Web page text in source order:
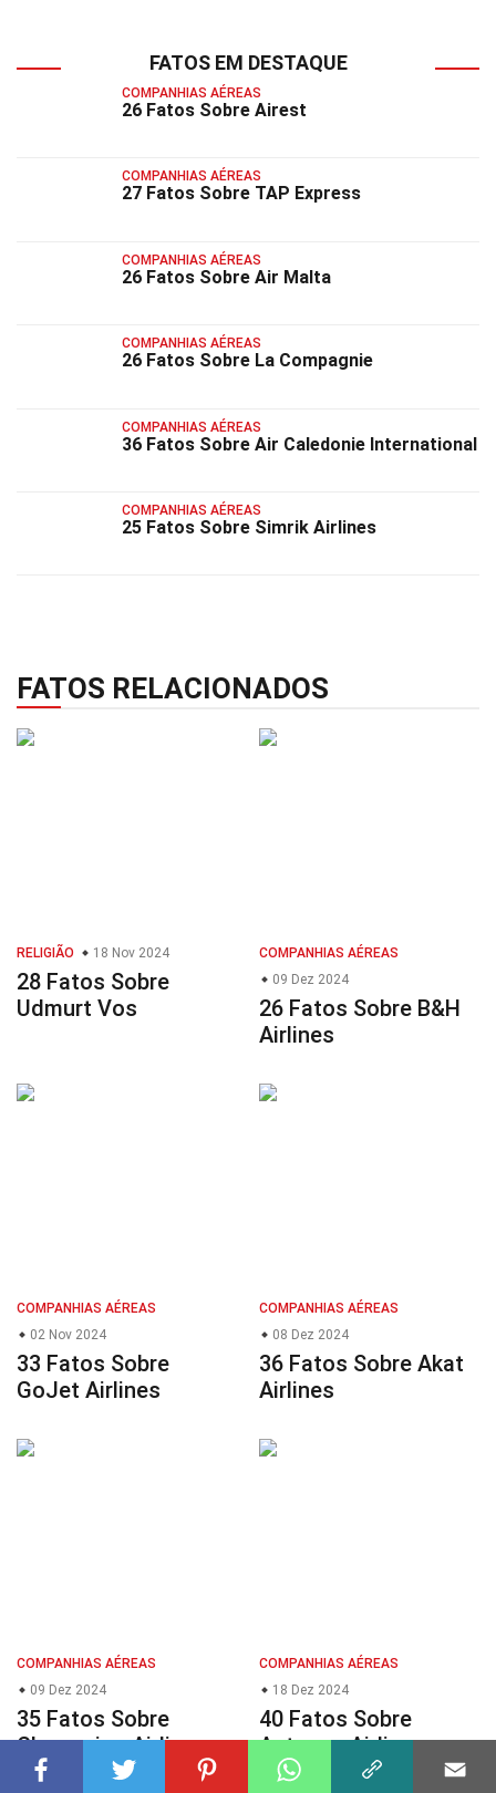
FATOS EM DESTAQUE
COMPANHIAS AÉREAS
26 Fatos Sobre Airest
COMPANHIAS AÉREAS
27 Fatos Sobre TAP Express
COMPANHIAS AÉREAS
26 Fatos Sobre Air Malta
COMPANHIAS AÉREAS
26 Fatos Sobre La Compagnie
COMPANHIAS AÉREAS
36 Fatos Sobre Air Caledonie International
COMPANHIAS AÉREAS
25 Fatos Sobre Simrik Airlines
FATOS RELACIONADOS
RELIGIÃO 18 Nov 2024
28 Fatos Sobre
Udmurt Vos
COMPANHIAS AÉREAS
09 Dez 2024
26 Fatos Sobre B&H
Airlines
COMPANHIAS AÉREAS
02 Nov 2024
33 Fatos Sobre
GoJet Airlines
COMPANHIAS AÉREAS
08 Dez 2024
36 Fatos Sobre Akat
Airlines
COMPANHIAS AÉREAS
09 Dez 2024
35 Fatos Sobre
Chongqing Airlines
COMPANHIAS AÉREAS
18 Dez 2024
40 Fatos Sobre
Antonov Airlines